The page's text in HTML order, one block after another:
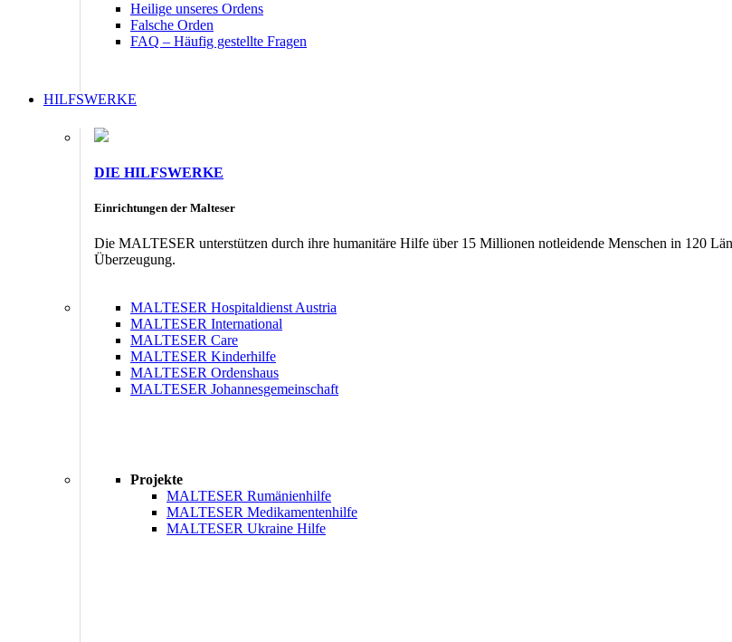
Heilige unseres Ordens
Falsche Orden
FAQ – Häufig gestellte Fragen
HILFSWERKE
DIE HILFSWERKE
Einrichtungen der Malteser
Die MALTESER unterstützen durch ihre humanitäre Hilfe über 15 Millionen notleidende Menschen in 120
Überzeugung.
MALTESER Hospitaldienst Austria
MALTESER International
MALTESER Care
MALTESER Kinderhilfe
MALTESER Ordenshaus
MALTESER Johannesgemeinschaft
Projekte
MALTESER Rumänienhilfe
MALTESER Medikamentenhilfe
MALTESER Ukraine Hilfe